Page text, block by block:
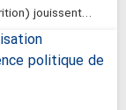
jouissent…